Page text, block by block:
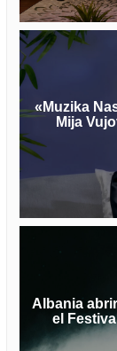
«Muzika
Mija
Albania
el